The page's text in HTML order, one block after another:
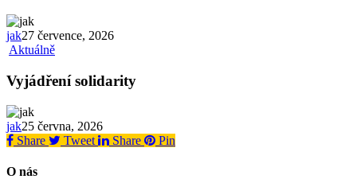
jak27 července, 2026
Aktuálně
Vyjádření solidarity
jak25 června, 2026
Share
Tweet Share Pin
O nás